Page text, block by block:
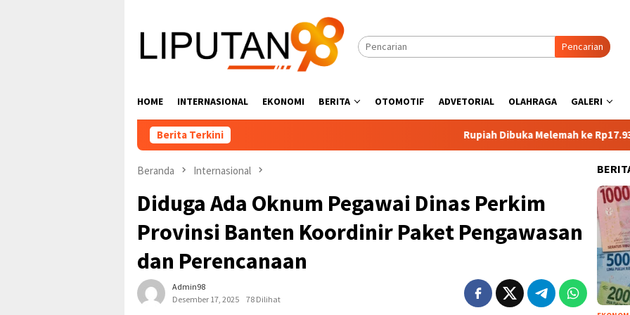
konten
Pencarian
HOME INTERNASIONAL EKONOMI BERITA OTOMOTIF ADVETORIAL OLAHRAGA GALERI
Berita Terkini Rupiah Dibuka Melemah ke Rp17.935 per
Beranda Internasional
Diduga Ada Oknum Pegawai Dinas Perkim
Provinsi Banten Koordinir Paket Pengawasan
dan Perencanaan
Admin98
Desember 17, 2025
78 Dilihat